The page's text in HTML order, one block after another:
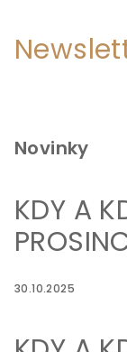
Novinky
KDY A
30.10.2025